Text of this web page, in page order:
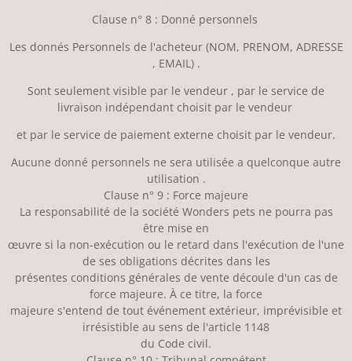
Clause n° 8 : Donné personnels
Les donnés Personnels de l'acheteur (NOM, PRENOM, ADRESSE
, EMAIL) .
Sont seulement visible par le vendeur , par le service de
livraison indépendant choisit par le vendeur
et par le service de paiement externe choisit par le vendeur.
Aucune donné personnels ne sera utilisée a quelconque autre
utilisation .
Clause n° 9 : Force majeure
La responsabilité de la société Wonders pets ne pourra pas
être mise en
œuvre si la non-exécution ou le retard dans l'exécution de l'une
de ses obligations décrites dans les
présentes conditions générales de vente découle d'un cas de
force majeure. À ce titre, la force
majeure s'entend de tout événement extérieur, imprévisible et
irrésistible au sens de l'article 1148
du Code civil.